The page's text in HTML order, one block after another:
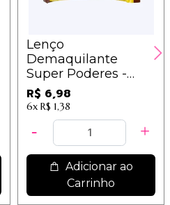
Lenço
Demaquilante
Super Poderes -
LDSP06 - Banana
R$ 6,98
6x R$ 1,38
Adicionar ao
Carrinho